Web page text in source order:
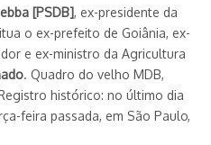
[PSDB], ex-presidente da
o ex-prefeito de Goiânia, ex-
e ex-ministro da Agricultura
. Quadro do velho MDB,
histórico: no último dia
feira passada, em São Paulo,